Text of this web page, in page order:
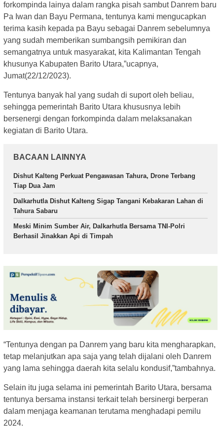
forkompinda lainya dalam rangka pisah sambut Danrem baru
Pa Iwan dan Bayu Permana, tentunya kami mengucapkan
terima kasih kepada pa Bayu sebagai Danrem sebelumnya
yang sudah memberikan sumbangsih pemikiran dan
semangatnya untuk masyarakat, kita Kalimantan Tengah
khusunya Kabupaten Barito Utara,”ucapnya,
Jumat(22/12/2023).
Tentunya banyak hal yang sudah di suport oleh beliau,
sehingga pemerintah Barito Utara khususnya lebih
bersenergi dengan forkompinda dalam melaksanakan
kegiatan di Barito Utara.
BACAAN LAINNYA
Dishut Kalteng Perkuat Pengawasan Tahura, Drone Terbang
Tiap Dua Jam
Dalkarhutla Dishut Kalteng Sigap Tangani Kebakaran Lahan di
Tahura Sabaru
Meski Minim Sumber Air, Dalkarhutla Bersama TNI-Polri
Berhasil Jinakkan Api di Timpah
“Tentunya dengan pa Danrem yang baru kita mengharapkan,
tetap melanjutkan apa saja yang telah dijalani oleh Danrem
yang lama sehingga daerah kita selalu kondusif,”tambahnya.
Selain itu juga selama ini pemerintah Barito Utara, bersama
tentunya bersama instansi terkait telah bersinergi berperan
dalam menjaga keamanan terutama menghadapi pemilu
2024.